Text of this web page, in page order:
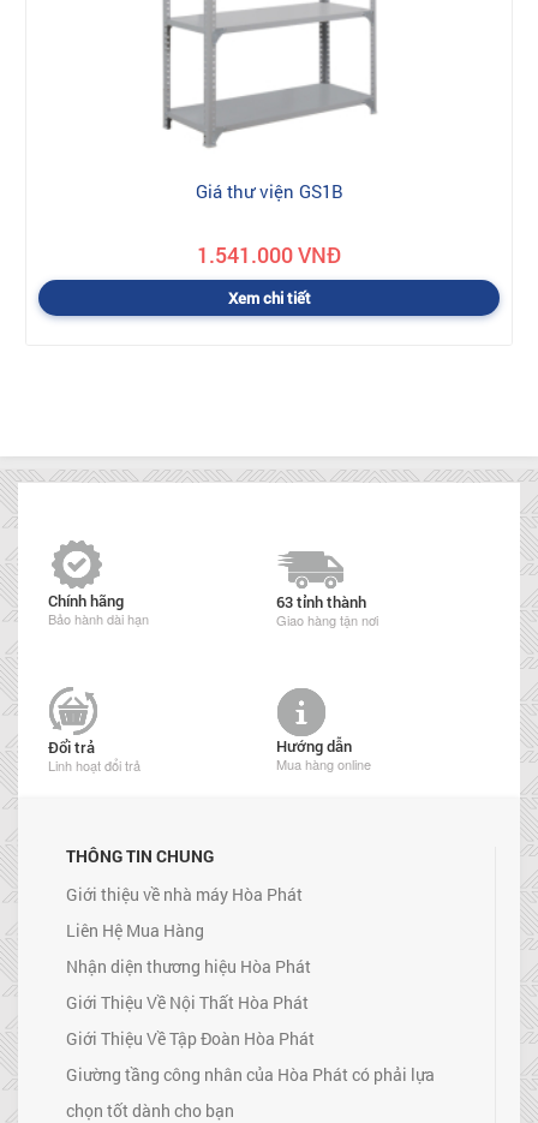
Giá thư viện GS1B
1.541.000 VNĐ
Xem chi tiết
Chính hãng
Bảo hành dài hạn
63 tỉnh thành
Giao hàng tận nơi
Đổi trả
Linh hoạt đổi trả
Hướng dẫn
Mua hàng online
THÔNG TIN CHUNG
Giới thiệu về nhà máy Hòa Phát
Liên Hệ Mua Hàng
Nhận diện thương hiệu Hòa Phát
Giới Thiệu Về Nội Thất Hòa Phát
Giới Thiệu Về Tập Đoàn Hòa Phát
Giường tầng công nhân của Hòa Phát có phải lựa
chọn tốt dành cho bạn